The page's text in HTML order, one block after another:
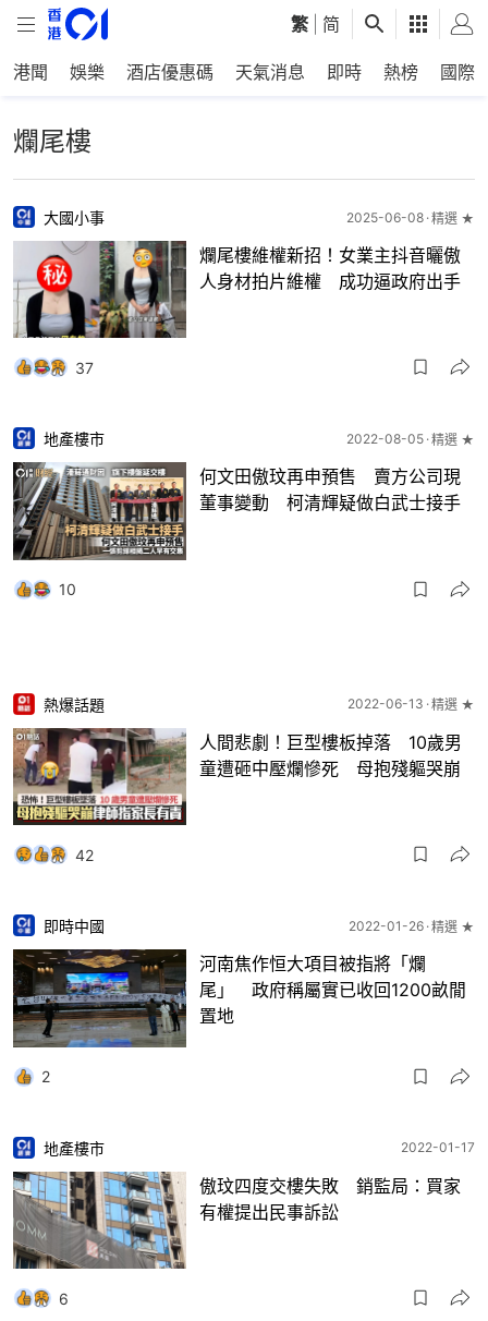
繁 简
港聞 娛樂 酒店優惠碼 天氣消息 即時 熱榜 國際
爛尾樓
大國小事 2025-06-08 精選 ★
爛尾樓維權新招！女業主抖音曬傲
人身材拍片維權 成功逼政府出手
37
地產樓市 2022-08-05 精選 ★
何文田傲玟再申預售 賣方公司現
董事變動 柯清輝疑做白武士接手
10
熱爆話題 2022-06-13 精選 ★
人間悲劇！巨型樓板掉落 10歲男
童遭砸中壓爛慘死 母抱殘軀哭崩
42
即時中國 2022-01-26 精選 ★
河南焦作恒大項目被指將「爛
尾」 政府稱屬實已收回1200畝閒
置地
2
地產樓市 2022-01-17
傲玟四度交樓失敗 銷監局：買家
有權提出民事訴訟
6